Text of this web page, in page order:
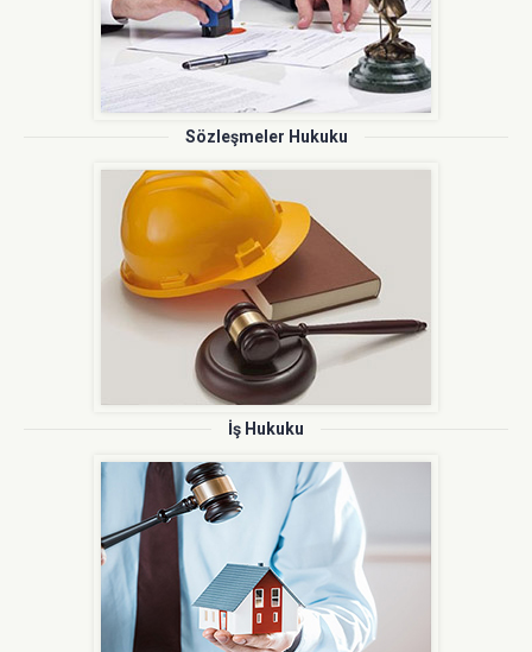
Sözleşmeler Hukuku
İş Hukuku